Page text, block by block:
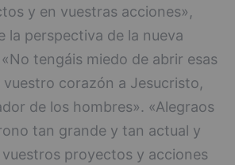
y en vuestras acciones»,
la perspectiva de la nueva
tengáis miedo de abrir esas
corazón a Jesucristo,
de los hombres». «Alegraos
tan grande y tan actual y
proyectos y acciones